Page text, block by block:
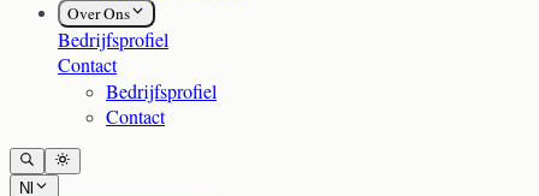
Over Ons
Bedrijfsprofiel
Contact
Bedrijfsprofiel
Contact
Nl